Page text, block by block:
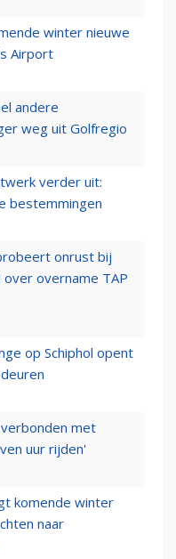
winter nieuwe
Airport
andere
weg uit Golfregio
verder uit:
bestemmingen
onrust bij
overname TAP
op Schiphol opent
met
uur rijden'
komende winter
naar